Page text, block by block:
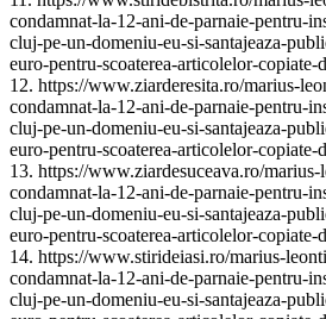
condamnat-la-12-ani-de-parnaie-pentru-
cluj-pe-un-domeniu-eu-si-santajeaza-
euro-pentru-scoaterea-articolelor-copiate-
12. https://www.ziarderesita.ro/marius-
condamnat-la-12-ani-de-parnaie-pentru-
cluj-pe-un-domeniu-eu-si-santajeaza-
euro-pentru-scoaterea-articolelor-copiate-
13. https://www.ziardesuceava.ro/
condamnat-la-12-ani-de-parnaie-pentru-
cluj-pe-un-domeniu-eu-si-santajeaza-
euro-pentru-scoaterea-articolelor-copiate-
14. https://www.stirideiasi.ro/marius-
condamnat-la-12-ani-de-parnaie-pentru-
cluj-pe-un-domeniu-eu-si-santajeaza-